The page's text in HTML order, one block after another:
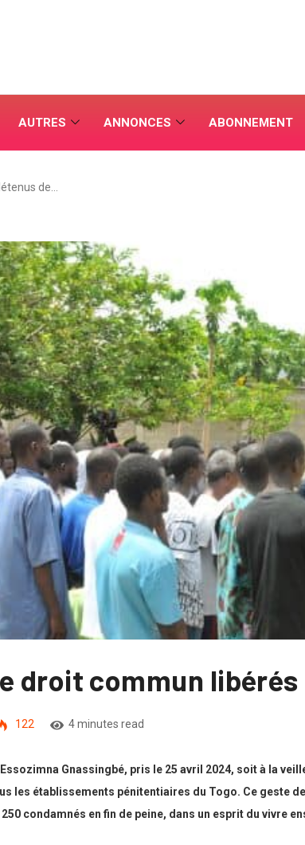
AUTRES ANNONCES ABONNEMENT
de…
droit commun
122 4 minutes read
Gnassingbé, pris le 25 avril 2024, soit à la
les établissements pénitentiaires du Togo. Ce geste
condamnés en fin de peine, dans un esprit du vivre